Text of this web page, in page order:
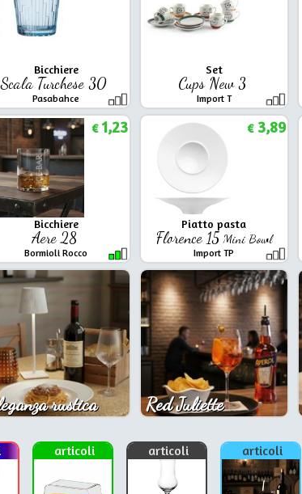
Bicchiere
Scala Turchese 30
Pasabahce
Set
Cups New 3
Import T
Bicchiere
Aere 28
Bormioli Rocco
€1,23
Piatto pasta
Florence 15 Mini Bowl
Import TP
€3,89
rustica Red Juliette
articoli articoli articoli